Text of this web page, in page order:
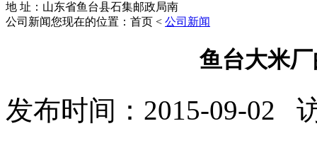
地 址：山东省鱼台县石集邮政局南
公司新闻您现在的位置：首页 < 公司新闻
鱼台大米
发布时间：2015-09-02